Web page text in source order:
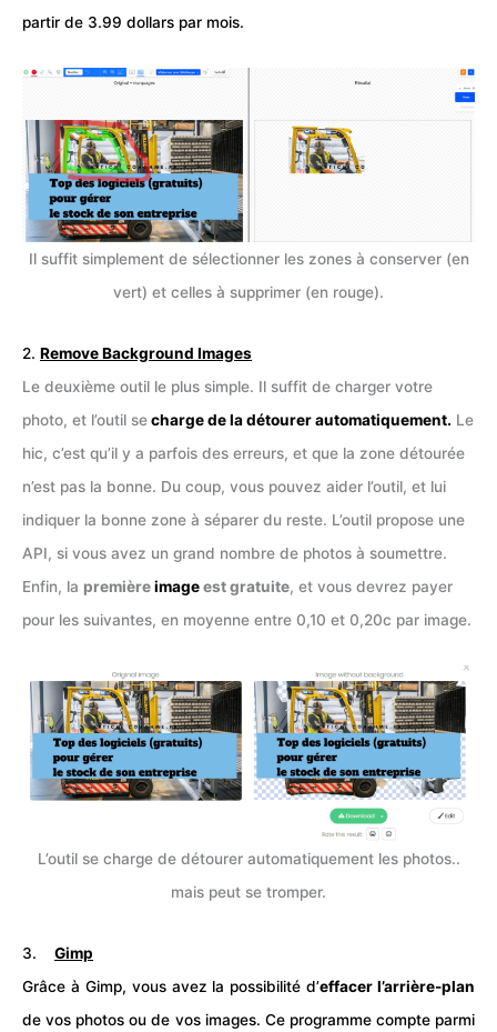
partir de 3.99 dollars par mois.
Il suffit simplement de sélectionner les zones à conserver (en
vert) et celles à supprimer (en rouge).
2. Remove Background Images
Le deuxième outil le plus simple. Il suffit de charger votre
photo, et l’outil secharge de la détourer automatiquement. Le
hic, c’est qu’il y a parfois des erreurs, et que la zone détourée
n’est pas la bonne. Du coup, vous pouvez aider l’outil, et lui
indiquer la bonne zone à séparer du reste. L’outil propose une
API, si vous avez un grand nombre de photos à soumettre.
Enfin, la premièreimageest gratuite, et vous devrez payer
pour les suivantes, en moyenne entre 0,10 et 0,20c par image.
L’outil se charge de détourer automatiquement les photos..
mais peut se tromper.
3. Gimp
Grâce à Gimp, vous avez la possibilité d’effacer l’arrière-plan
de vos photos ou de vos images. Ce programme compte parmi